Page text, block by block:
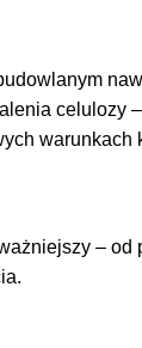
celulozy
warunkach
– od